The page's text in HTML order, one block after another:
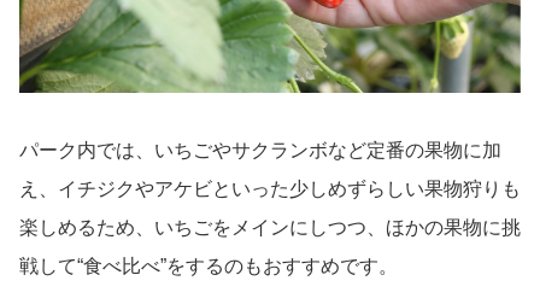
パーク内では、いちごやサクランボなど定番の果物に加
え、イチジクやアケビといった少しめずらしい果物狩りも
楽しめるため、いちごをメインにしつつ、ほかの果物に挑
戦して“食べ比べ”をするのもおすすめです。